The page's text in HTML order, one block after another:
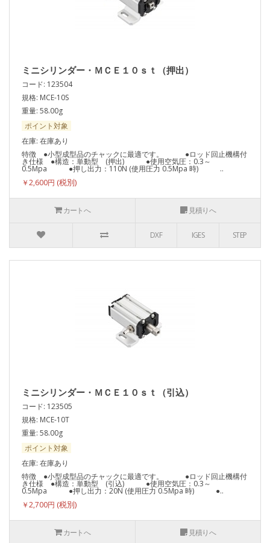
ミニシリンダー・ＭＣＥ１０ｓｔ（押出）
コード: 123504
規格: MCE-10S
重量: 58.00g
ポイント対象
在庫: 在庫あり
特徴 ●小型成型品のチャックに最適です。 ●ロッド回止機構付
き仕様 ●構造：単動型 (押出) ●使用空気圧：0.3～
0.5Mpa ●押し出力：110N (使用圧力 0.5Mpa 時) ..
￥2,600円
カートへ 見積りへ
DXF IGES STEP
ミニシリンダー・ＭＣＥ１０ｓｔ（引込）
コード: 123505
規格: MCE-10T
重量: 58.00g
ポイント対象
在庫: 在庫あり
特徴 ●小型成型品のチャックに最適です。 ●ロッド回止機構付
き仕様 ●構造：単動型 (引込) ●使用空気圧：0.3～
0.5Mpa ●押し出力：20N (使用圧力 0.5Mpa 時) ●..
￥2,700円
カートへ 見積りへ